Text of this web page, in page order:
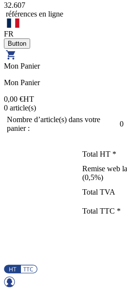
32.607
références en ligne
FR
Mon Panier
Mon Panier
0,00 €HT
0 article(s)
Nombre d’article(s) dans votre
panier :
0
Total HT *
Remise web
(0,5%)
Total TVA
Total TTC *